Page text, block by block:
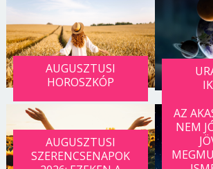
AUGUSZTUSI
HOROSZKÓP
AUGUSZTUSI
SZERENCSENAPOK
AZ
NEM
Borsonline
E-mail cím vagy felhasználónév